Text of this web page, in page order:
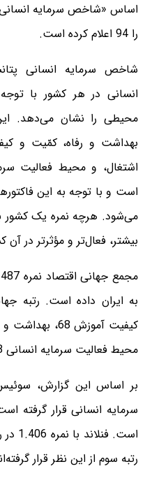
اساس «شاخص سرمایه
را 94 اعلام کرده است.
شاخص سرمایه انسانی
انسانی در هر کشور با
بهداشت و رفاه، کمّیت و
اشتغال، و محیط فعالیت
می‌شود. هرچه نمره یک کشور
بیشتر، فعال‌تر و مؤثرتر در آن
به ایران داده است. رتبه
محیط فعالیت سرمایه انسانی 88 اعلام شده است.
بر اساس این گزارش،
رتبه سوم از این نظر قرار